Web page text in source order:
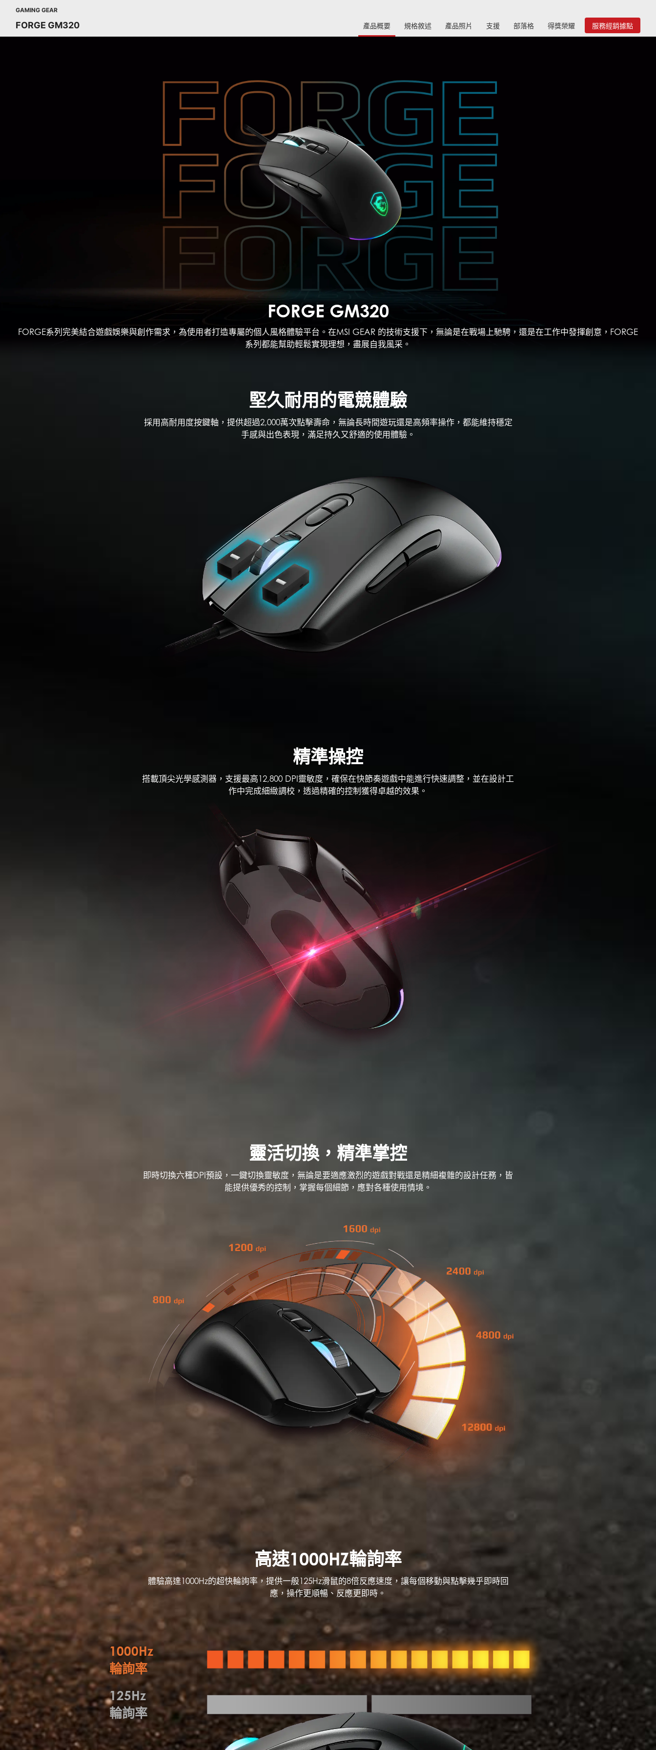
GAMING GEAR
FORGE GM320 產品概要 規格敘述 產品照片 支援 部落格 得獎榮耀 服務經銷據點
FORGE GM320
FORGE系列完美結合遊戲娛樂與創作需求，為使用者打造專屬的個人風格體驗平台。在MSI GEAR 的技術支援下，無論是在戰場上馳騁，還是在工作中發揮創意，FORGE
系列都能幫助輕鬆實現理想，盡展自我風采。
堅久耐用的電競體驗
採用高耐用度按鍵軸，提供超過2,000萬次點擊壽命，無論長時間遊玩還是高頻率操作，都能維持穩定
手感與出色表現，滿足持久又舒適的使用體驗。
精準操控
搭載頂尖光學感測器，支援最高12,800 DPI靈敏度，確保在快節奏遊戲中能進行快速調整，並在設計工
作中完成細緻調校，透過精確的控制獲得卓越的效果。
靈活切換，精準掌控
即時切換六種DPI預設，一鍵切換靈敏度，無論是要適應激烈的遊戲對戰還是精細複雜的設計任務，皆
能提供優秀的控制，掌握每個細節，應對各種使用情境。
高速1000HZ輪詢率
體驗高達1000Hz的超快輪詢率，提供一般125Hz滑鼠的8倍反應速度，讓每個移動與點擊幾乎即時回
應，操作更順暢、反應更即時。
1000Hz
輪詢率
125Hz
輪詢率